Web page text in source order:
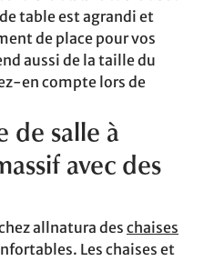
table est agrandi et
de place pour vos
aussi de la taille du
en compte lors de
de salle à
avec des
allnatura des chaises
Les chaises et